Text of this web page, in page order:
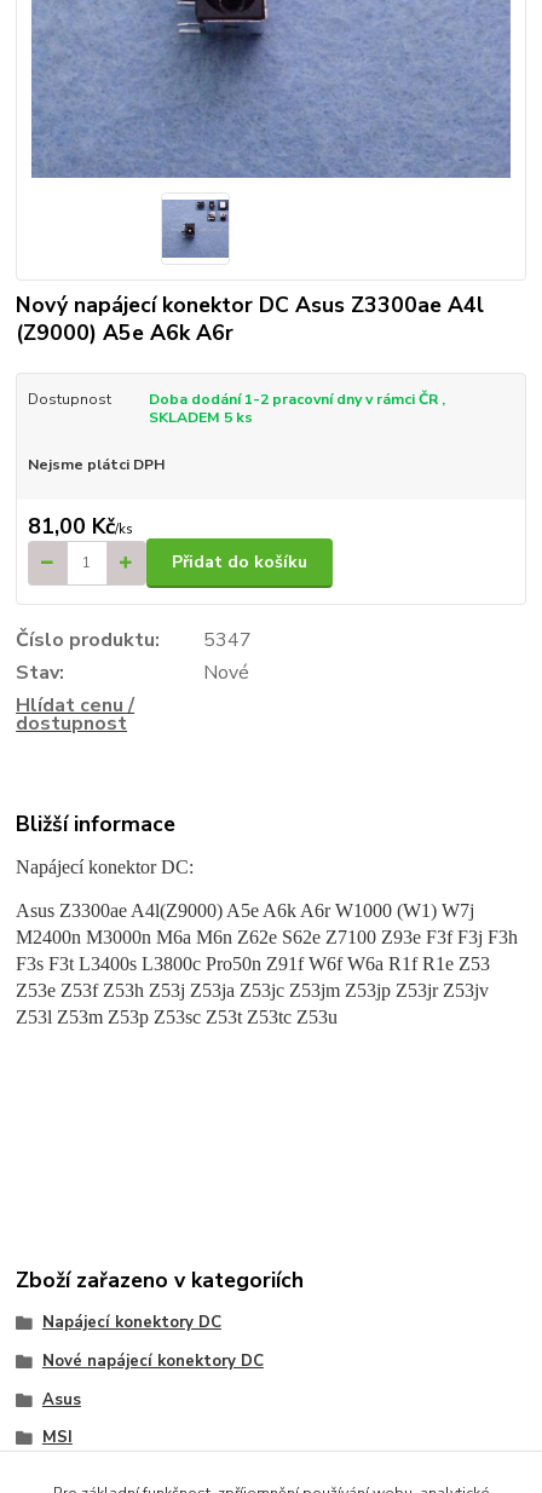
Nový napájecí konektor DC Asus Z3300ae A4l
(Z9000) A5e A6k A6r
Dostupnost
Doba dodání 1-2 pracovní dny v rámci ČR ,
SKLADEM 5 ks
Nejsme plátci DPH
81,00 Kč/ks
Přidat do košíku
Číslo produktu:
5347
Stav:
Nové
Hlídat cenu /
dostupnost
Bližší informace
Napájecí konektor DC:
Asus Z3300ae A4l(Z9000) A5e A6k A6r W1000 (W1) W7j
M2400n M3000n M6a M6n Z62e S62e Z7100 Z93e F3f F3j F3h
F3s F3t L3400s L3800c Pro50n Z91f W6f W6a R1f R1e Z53
Z53e Z53f Z53h Z53j Z53ja Z53jc Z53jm Z53jp Z53jr Z53jv
Z53l Z53m Z53p Z53sc Z53t Z53tc Z53u
Zboží zařazeno v kategoriích
Napájecí konektory DC
Nové napájecí konektory DC
Asus
MSI